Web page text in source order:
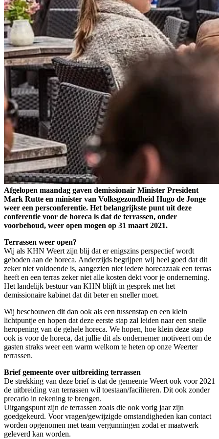
Afgelopen maandag gaven demissionair Minister President
Mark Rutte en minister van Volksgezondheid Hugo de Jonge
weer een persconferentie. Het belangrijkste punt uit deze
conferentie voor de horeca is dat de terrassen, onder
voorbehoud, weer open mogen op 31 maart 2021.
Terrassen weer open?
Wij als KHN Weert zijn blij dat er enigszins perspectief wordt
geboden aan de horeca. Anderzijds begrijpen wij heel goed dat dit
zeker niet voldoende is, aangezien niet iedere horecazaak een terras
heeft en een terras zeker niet alle kosten dekt voor je onderneming.
Het landelijk bestuur van KHN blijft in gesprek met het
demissionaire kabinet dat dit beter en sneller moet.
Wij beschouwen dit dan ook als een tussenstap en een klein
lichtpuntje en hopen dat deze eerste stap zal leiden naar een snelle
heropening van de gehele horeca. We hopen, hoe klein deze stap
ook is voor de horeca, dat jullie dit als ondernemer motiveert om de
gasten straks weer een warm welkom te heten op onze Weerter
terrassen.
Brief gemeente over uitbreiding terrassen
De strekking van deze brief is dat de gemeente Weert ook voor 2021
de uitbreiding van terrassen wil toestaan/faciliteren. Dit ook zonder
precario in rekening te brengen.
Uitgangspunt zijn de terrassen zoals die ook vorig jaar zijn
goedgekeurd. Voor vragen/gewijzigde omstandigheden kan contact
worden opgenomen met team vergunningen zodat er maatwerk
geleverd kan worden.